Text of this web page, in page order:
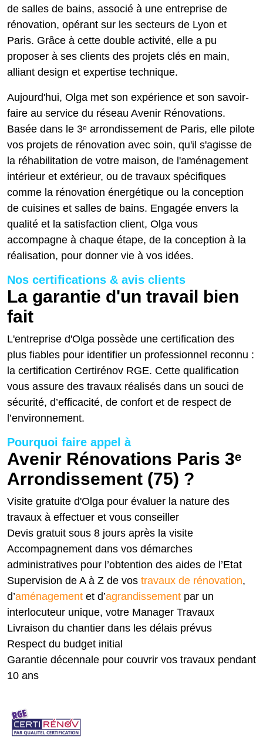
de salles de bains, associé à une entreprise de
rénovation, opérant sur les secteurs de Lyon et
Paris. Grâce à cette double activité, elle a pu
proposer à ses clients des projets clés en main,
alliant design et expertise technique.
Aujourd'hui, Olga met son expérience et son savoir-
faire au service du réseau Avenir Rénovations.
Basée dans le 3ᵉ arrondissement de Paris, elle pilote
vos projets de rénovation avec soin, qu'il s'agisse de
la réhabilitation de votre maison, de l'aménagement
intérieur et extérieur, ou de travaux spécifiques
comme la rénovation énergétique ou la conception
de cuisines et salles de bains. Engagée envers la
qualité et la satisfaction client, Olga vous
accompagne à chaque étape, de la conception à la
réalisation, pour donner vie à vos idées.
Nos certifications & avis clients
La garantie d'un travail bien
fait
L'entreprise d'Olga possède une certification des
plus fiables pour identifier un professionnel reconnu :
la certification Certirénov RGE. Cette qualification
vous assure des travaux réalisés dans un souci de
sécurité, d’efficacité, de confort et de respect de
l’environnement.
Pourquoi faire appel à
Avenir Rénovations Paris 3ᵉ
Arrondissement (75) ?
Visite gratuite d'Olga pour évaluer la nature des
travaux à effectuer et vous conseiller
Devis gratuit sous 8 jours après la visite
Accompagnement dans vos démarches
administratives pour l’obtention des aides de l’Etat
Supervision de A à Z de vos travaux de rénovation,
d’aménagement et d’agrandissement par un
interlocuteur unique, votre Manager Travaux
Livraison du chantier dans les délais prévus
Respect du budget initial
Garantie décennale pour couvrir vos travaux pendant
10 ans